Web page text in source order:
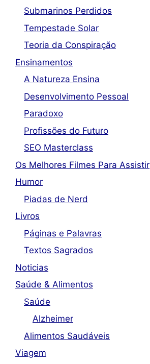
Submarinos Perdidos
Tempestade Solar
Teoria da Conspiração
Ensinamentos
A Natureza Ensina
Desenvolvimento Pessoal
Paradoxo
Profissões do Futuro
SEO Masterclass
Os Melhores Filmes Para Assistir
Humor
Piadas de Nerd
Livros
Páginas e Palavras
Textos Sagrados
Noticias
Saúde & Alimentos
Saúde
Alzheimer
Alimentos Saudáveis
Viagem